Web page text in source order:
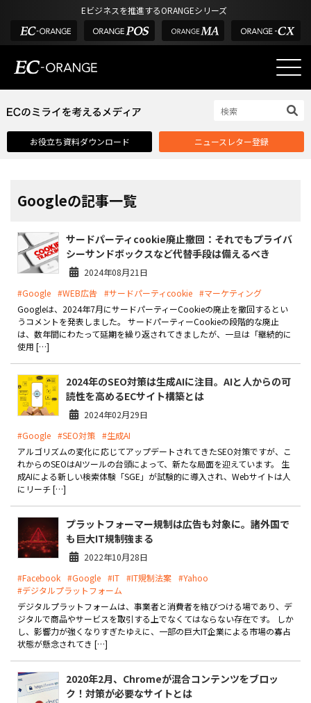
Eビジネスを推進するORANGEシリーズ
選ばれる理由
課題解決例
外部サービス連携
インフラ環境・サポート
費用
製品
特長
ショッピングモール型 EC
マルチテナント、マルチブランドなど
通販受注対応
EC運用支援
継続的に結果を出し続けるECサイトへ
スクラッチ開発
ライセンス契約
内製化支援
補助金活用支援
導入事例
お役立ち記事
03-6432-0346
電話受付：平日 10:00~17:00
お役立ち資料ダウンロード ニュースレター登録
Googleの記事一覧
サードパーティcookie廃止撤回：それでもプライバ
シーサンドボックスなど代替手段は備えるべき
2024年08月21日
#Google #WEB広告 #サードパーティcookie #マーケティング
Googleは、2024年7月にサードパーティーCookieの廃止を撤回するとい
うコメントを発表しました。 サードパーティーCookieの段階的な廃止
は、数年間にわたって延期を繰り返されてきましたが、一旦は「継続的に
使用 […]
2024年のSEO対策は生成AIに注目。AIと人からの可
読性を高めるECサイト構築とは
2024年02月29日
#Google #SEO対策 #生成AI
アルゴリズムの変化に応じてアップデートされてきたSEO対策ですが、こ
れからのSEOはAIツールの台頭によって、新たな局面を迎えています。 生
成AIによる新しい検索体験「SGE」が試験的に導入され、Webサイトは人
にリーチ […]
プラットフォーマー規制は広告も対象に。諸外国で
も巨大IT規制強まる
2022年10月28日
#Facebook #Google #IT #IT規制法案 #Yahoo
#デジタルプラットフォーム
デジタルプラットフォームは、事業者と消費者を結びつける場であり、デ
ジタルで商品やサービスを取引する上でなくてはならない存在です。 しか
し、影響力が強くなりすぎたゆえに、一部の巨大IT企業による市場の寡占
状態が懸念されてき […]
2020年2月、Chromeが混合コンテンツをブロッ
ク！対策が必要なサイトとは